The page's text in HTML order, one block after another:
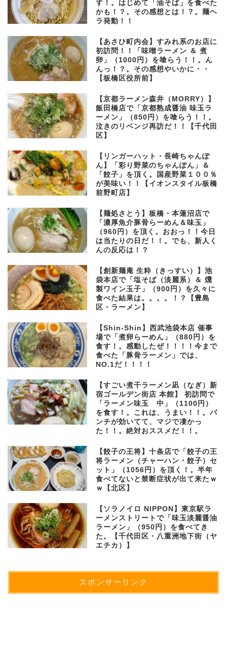
す！。はじめて「油そば」を食べた
かも！？。その感想とは！？。麺ヘ
ラ発動！！
【あさひ町内会】すみれ系のお店に
初訪問！！「味噌ラーメン ＆ 煮
卵」（1000円）を喰らう！！。ん
んっ！？。その感想やいかに・・
【板橋区役所前】
【京都ラーメン森井（MORRY）】
飯田橋店で「京都熟成醤油 味玉ラ
ーメン」（850円）を喰らう！！。
泣きのリベンジ再訪だ！！【千代田
区】
【リンガーハット・長崎ちゃんぽ
ん】「彩り野菜のちゃんぽん」＆
「餃子」を頂く。国産野菜１００％
が美味い！！【イオンスタイル板橋
前野町店】
【麺処さとう】板橋・本蓮沼店で
「濃厚魚介豚骨らーめん＆味玉」
（960円）を頂く。おおっ！！今日
は当たりの日だ！！。でも、新人く
んの反応は！？
【創新麺庵 生粋（きっすい）】池
袋本店で「塩そば（淡麗系）＆ 燻
製ワイン玉子」（900円）を久々に
食べた結果は。。。。！？【豊島
区・ラーメン】
【Shin-Shin】西武池袋本店 催事
場で「煮卵らーめん」（880円）を
食す！。感動したぜ！！！！今まで
食べた「豚骨ラーメン」では、
NO.1だ！！！！
【すごい煮干ラーメン凪（なぎ）新
宿ゴールデン街店 本館】 初訪問で
「ラーメン味玉 中」（1100円）
を食す！。これは、うまい！！。パ
ンチが効いてて、マジで凄かっ
た！！。絶対おススメだ！！。
【餃子の王将】十条店で「餃子の王
将ラーメン（チャーハン・餃子）セ
ット」（1056円）を頂く！。半年
食べてないと禁断症状が出て来たｗ
ｗ【北区】
【ソラノイロ NIPPON】東京駅ラ
ーメンストリートで「味玉淡麗醤油
ラーメン」（950円）を食べてき
た。【千代田区・八重洲地下街（ヤ
エチカ）】
スポンサーリンク